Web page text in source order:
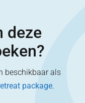
deze
beschikbaar als
package.